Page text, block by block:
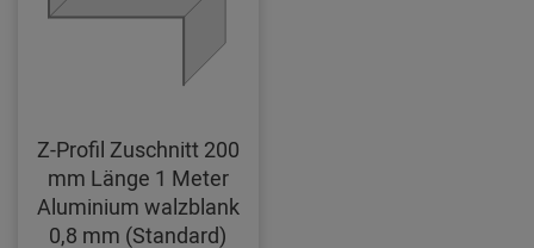
Z-Profil Zuschnitt 200
mm Länge 1 Meter
Aluminium walzblank
0,8 mm (Standard)